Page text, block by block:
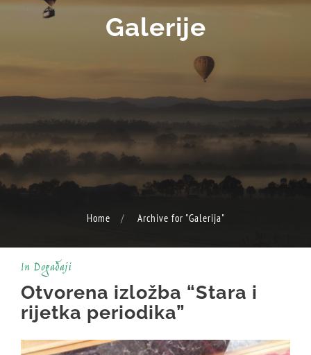
Galerije
Home Archive for "Galerija"
In Događaji
Otvorena izložba “Stara i
rijetka periodika”